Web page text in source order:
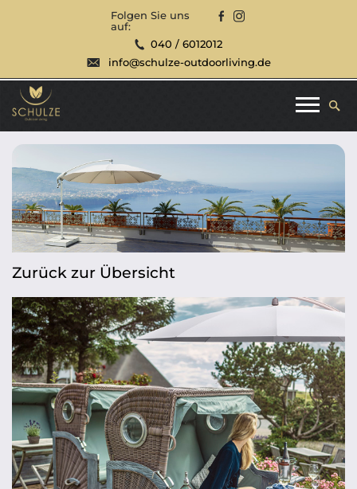
Folgen Sie uns
auf:
040 / 6012012
info@schulze-outdoorliving.de
Zurück zur Übersicht